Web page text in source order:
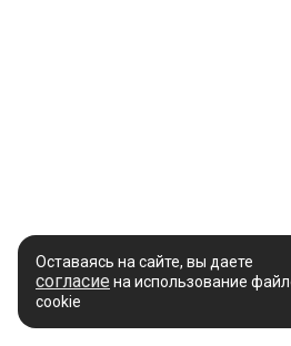
Оставаясь на сайте, вы даете
согласие на использование
cookie